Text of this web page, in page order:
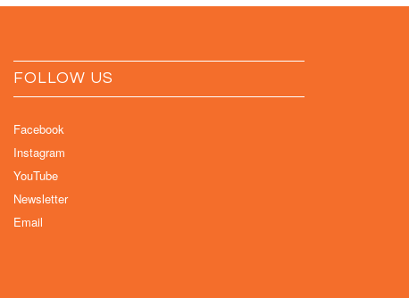
FOLLOW US
Facebook
Instagram
YouTube
Newsletter
Email